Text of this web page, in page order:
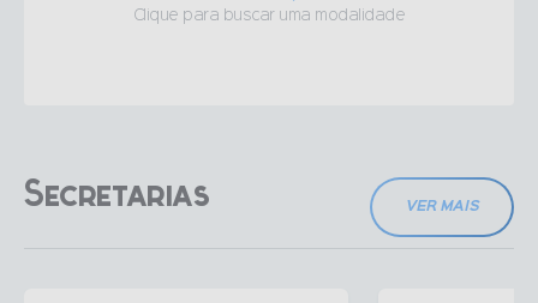
Clique para buscar uma modalidade
Secretarias VER MAIS